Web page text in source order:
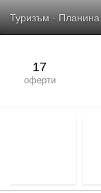
Туризъм · Планина
17
оферти